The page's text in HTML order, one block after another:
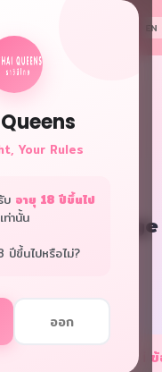
Your Rules
บ อายุ 18 ปีขึ้นไป
เท่านั้น
ปีขึ้นไปหรือไม่?
ออก
EN
Addict Massage
กรุงเทพ · นวดพิเศษ